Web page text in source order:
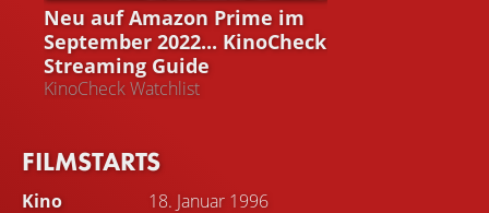
Neu auf Amazon Prime im
September 2022... KinoCheck
Streaming Guide
KinoCheck Watchlist
FILMSTARTS
Kino
18. Januar 1996